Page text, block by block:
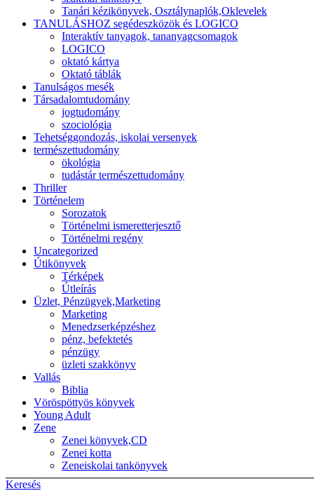
Keresés
Tanári kézikönyvek, Osztálynaplók,Oklevelek
TANULÁSHOZ segédeszközök és LOGICO
Interaktív tanyagok, tananyagcsomagok
LOGICO
oktató kártya
Oktató táblák
Tanulságos mesék
Társadalomtudomány
jogtudomány
szociológia
Tehetséggondozás, iskolai versenyek
természettudomány
ökológia
tudástár természettudomány
Thriller
Történelem
Sorozatok
Történelmi ismeretterjesztő
Történelmi regény
Uncategorized
Útikönyvek
Térképek
Útleírás
Üzlet, Pénzügyek,Marketing
Marketing
Menedzserképzéshez
pénz, befektetés
pénzügy
üzleti szakkönyv
Vallás
Biblia
Vöröspöttyös könyvek
Young Adult
Zene
Zenei könyvek,CD
Zenei kotta
Zeneiskolai tankönyvek